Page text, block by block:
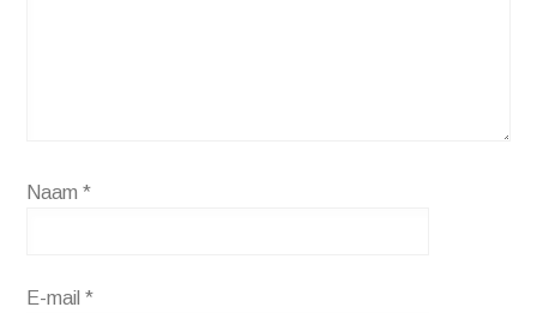
Naam*
E-mail*